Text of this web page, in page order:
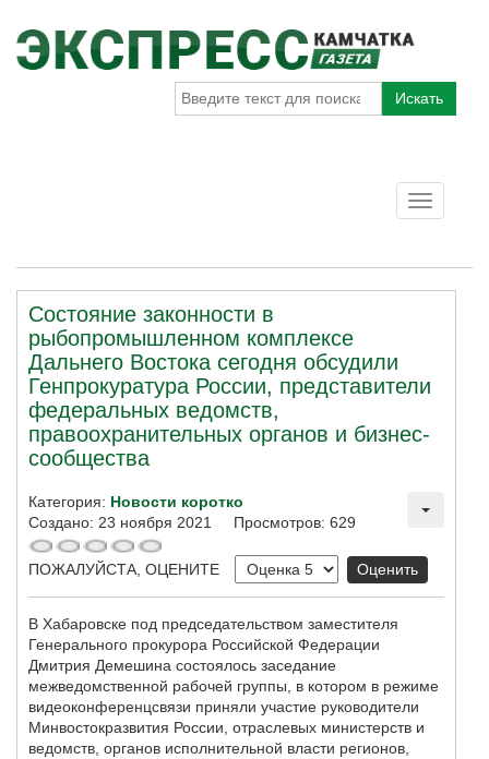
Искать
Toggle
navigation
Состояние законности в
рыбопромышленном комплексе
Дальнего Востока сегодня обсудили
Генпрокуратура России, представители
федеральных ведомств,
правоохранительных органов и бизнес-
сообщества
Категория: Новости коротко
Создано: 23 ноября 2021
Просмотров: 629
ПОЖАЛУЙСТА, ОЦЕНИТЕ
В Хабаровске под председательством заместителя
Генерального прокурора Российской Федерации
Дмитрия Демешина состоялось заседание
межведомственной рабочей группы, в котором в режиме
видеоконференцсвязи приняли участие руководители
Минвостокразвития России, отраслевых министерств и
ведомств, органов исполнительной власти регионов,